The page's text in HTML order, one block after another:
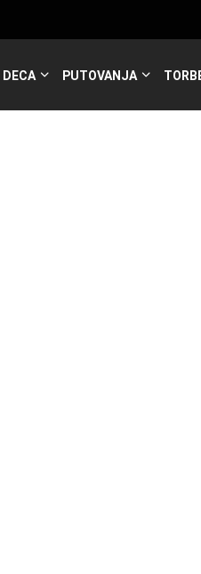
DECA PUTOVANJA